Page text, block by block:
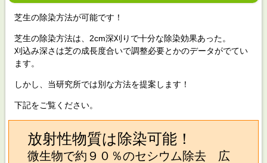
芝生の除染方法が可能です！
芝生の除染方法は、2cm深刈りで十分な除染効果あった。
刈込み深さは芝の成長度合いで調整必要とかのデータがでてい
ます。
しかし、当研究所では別な方法を提案します！
下記をご覧ください。
放射性物質は除染可能！
微生物で約９０％のセシウム除去 広